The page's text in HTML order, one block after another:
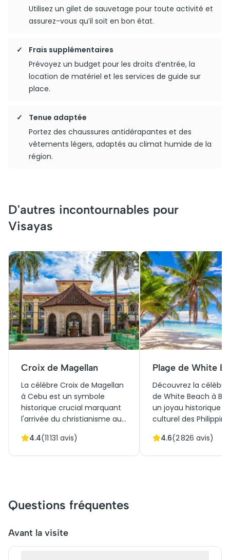
Utilisez un gilet de sauvetage pour toute activité et
assurez-vous qu’il soit en bon état.
Frais supplémentaires
Prévoyez un budget pour les droits d’entrée, la
location de matériel et les services de guide sur
place.
Tenue adaptée
Portez des chaussures antidérapantes et des
vêtements légers, adaptés au climat humide de la
région.
D'autres incontournables pour
Visayas
Croix de Magellan
La célèbre Croix de Magellan
à Cebu est un symbole
historique crucial marquant
l'arrivée du christianisme aux
dans un kiosque octogonal
culturelle de Cebu.
Aujourd'hui, elle attire de
La Croix demeure un
4.4(11 131 avis)
Plage de White
Découvrez la célèbre
de White Beach à
un joyau historique et
culturel des
et ses eaux
4.6(2 826 avis)
Questions fréquentes
Avant la visite